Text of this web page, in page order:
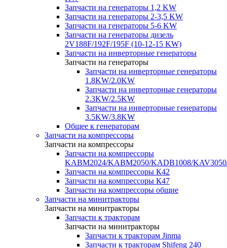
Запчасти на генераторы 1,2 KW
Запчасти на генераторы 2-3,5 KW
Запчасти на генераторы 5-6 KW
Запчасти на генераторы дизель
2V188F/192F/195F (10-12-15 KW)
Запчасти на инверторные генераторы
Запчасти на генераторы
Запчасти на инверторные генераторы
1.8KW/2.0KW
Запчасти на инверторные генераторы
2.3KW/2.5KW
Запчасти на инверторные генераторы
3.5KW/3.8KW
Общее к генераторам
Запчасти на компрессоры
Запчасти на компрессоры
Запчасти на компрессоры
KABM2024/KABM2050/KADB1008/
Запчасти на компрессоры К42
Запчасти на компрессоры К47
Запчасти на компрессоры общие
Запчасти на минитракторы
Запчасти на минитракторы
Запчасти к тракторам
Запчасти на минитракторы
Запчасти к тракторам Jinma
Запчасти к тракторам Shifeng 240